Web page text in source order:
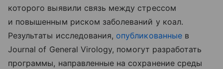
которого выявили связь между стрессом
и повышенным риском заболеваний у коал.
Результаты исследования, опубликованные в
Journal of General Virology, помогут разработать
программы, направленные на сохранение среды